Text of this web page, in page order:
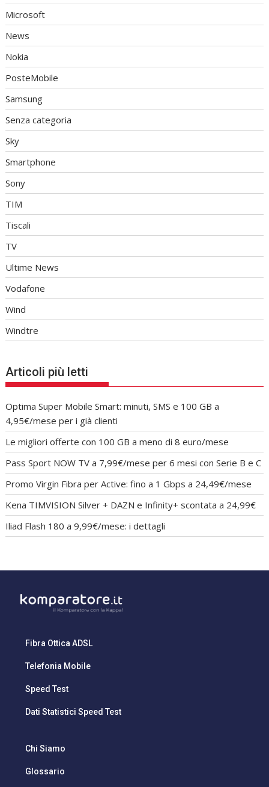
Microsoft
News
Nokia
PosteMobile
Samsung
Senza categoria
Sky
Smartphone
Sony
TIM
Tiscali
TV
Ultime News
Vodafone
Wind
Windtre
Articoli più letti
Optima Super Mobile Smart: minuti, SMS e 100 GB a
4,95€/mese per i già clienti
Le migliori offerte con 100 GB a meno di 8 euro/mese
Pass Sport NOW TV a 7,99€/mese per 6 mesi con Serie B e C
Promo Virgin Fibra per Active: fino a 1 Gbps a 24,49€/mese
Kena TIMVISION Silver + DAZN e Infinity+ scontata a 24,99€
Iliad Flash 180 a 9,99€/mese: i dettagli
Fibra Ottica ADSL
Telefonia Mobile
Speed Test
Dati Statistici Speed Test
Chi Siamo
Glossario